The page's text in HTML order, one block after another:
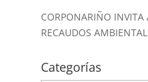
CORPONARIÑO INVITA
RECAUDOS
Categorías